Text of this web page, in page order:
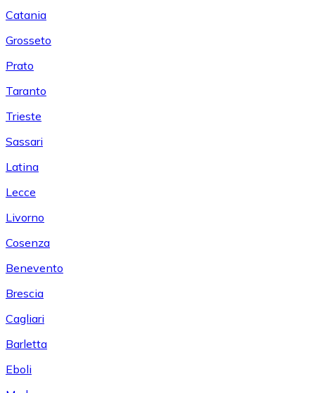
Catania
Grosseto
Prato
Taranto
Trieste
Sassari
Latina
Lecce
Livorno
Cosenza
Benevento
Brescia
Cagliari
Barletta
Eboli